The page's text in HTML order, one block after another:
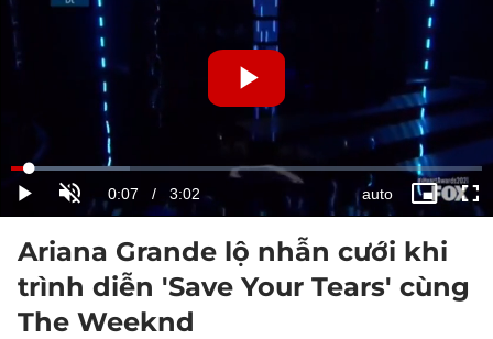
Ariana Grande lộ nhẫn cưới khi
trình diễn 'Save Your Tears' cùng
The Weeknd